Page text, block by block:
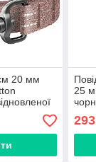
20 мм
25
293